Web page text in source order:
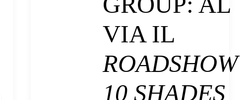
VIA IL
ROADSHOW
10 SHADES